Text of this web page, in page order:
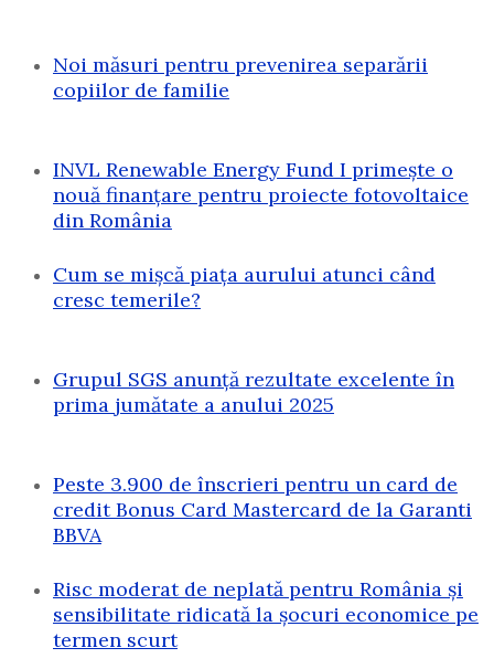
Noi măsuri pentru prevenirea separării
copiilor de familie
INVL Renewable Energy Fund I primește o
nouă finanțare pentru proiecte fotovoltaice
din România
Cum se mișcă piața aurului atunci când
cresc temerile?
Grupul SGS anunță rezultate excelente în
prima jumătate a anului 2025
Peste 3.900 de înscrieri pentru un card de
credit Bonus Card Mastercard de la Garanti
BBVA
Risc moderat de neplată pentru România și
sensibilitate ridicată la șocuri economice pe
termen scurt